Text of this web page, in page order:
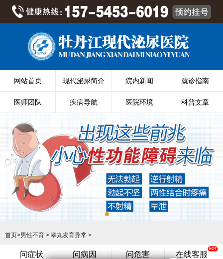
网站首页 现代泌尿简介 院内新闻 就诊指南
医师团队 疾病导航 医院环境 科普文章
首页>男性不育 > 睾丸发育异常 >
问症状 问病因 问危害 在线客服